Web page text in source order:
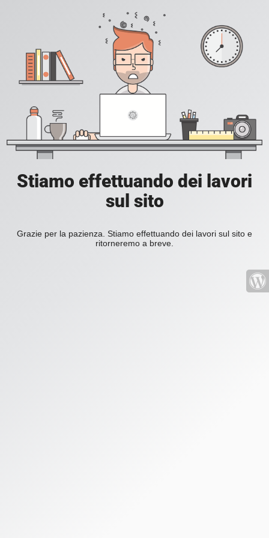
Stiamo effettuando dei lavori
sul sito
Grazie per la pazienza. Stiamo effettuando dei lavori sul sito e
ritorneremo a breve.